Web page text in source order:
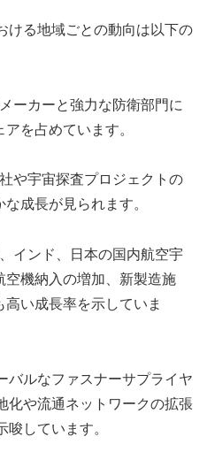
ける地域ごとの動向は以下の
ーカーと強力な防衛部門に
を占めています。
や宇宙探査プロジェクトの
成長が見られます。
インド、日本の国内航空宇
空機納入の増加、新製造施
い成長率を示していま
バルなファスナーサプライヤ
化や流通ネットワークの拡張
唆しています。